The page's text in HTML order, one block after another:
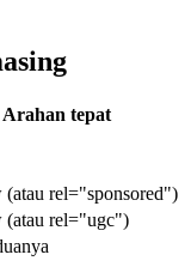
Arahan tepat
rel="sponsored")
(atau rel="ugc")